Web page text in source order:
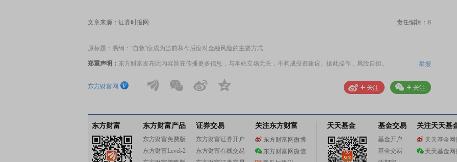
文章来源：证券时报网 责任编辑：8
原标题：易纲：“自救”应成为当前和今后应对金融风险的主要方式
郑重声明： 东方财富发布此内容旨在传播更多信息，与本站立场无关，不构成投资建议。据此操作，风险自担。 举报
东方财富网
东方财富 东方财富产品
东方财富免费版
东方财富Level-2
证券交易
东方财富证券开户
东方财富在线交易
关注东方财富
东方财富网微博
东方财富网微信
天天基金 基金交易
基金开户
基金交易
关注天天基
天天基金网
天天基金网